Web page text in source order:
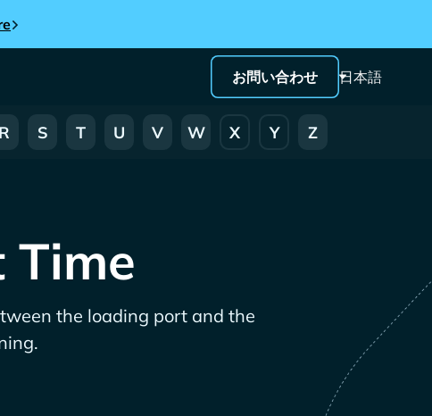
お問い合わせ 日本語
R S T U V W X Y Z
the loading port and the